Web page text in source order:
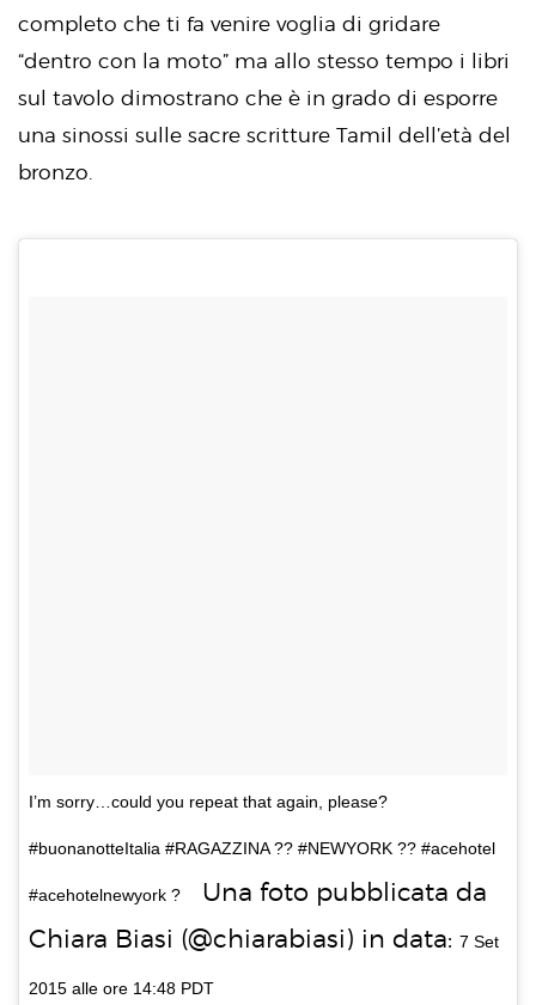
completo che ti fa venire voglia di gridare
“dentro con la moto” ma allo stesso tempo i libri
sul tavolo dimostrano che è in grado di esporre
una sinossi sulle sacre scritture Tamil dell’età del
bronzo.
I’m sorry…could you repeat that again, please?
#buonanotteItalia #RAGAZZINA ?? #NEWYORK ?? #acehotel
#acehotelnewyork ?
Una foto pubblicata da
Chiara Biasi (@chiarabiasi) in data: 7 Set
2015 alle ore 14:48 PDT